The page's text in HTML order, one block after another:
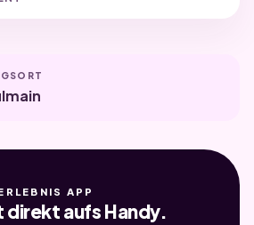
APP
direkt aufs Handy.